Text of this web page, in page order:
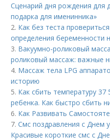
Сценарий дня рождения для
подарка для именинника»
2. Как без теста
определения беременности
3. Вакуумно-роликовый
роликовый массаж: важные
4. Массаж тела LPG
историю
5. Как сбить температуру
ребенка. Как быстро сбить
6. Как Развивать
7.Смс поздравления с Днем
Красивые короткие смс с